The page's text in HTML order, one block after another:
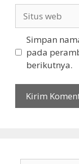
web
Simpan
pada
berikutnya.